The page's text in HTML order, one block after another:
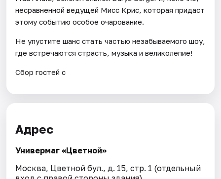
несравненной ведущей Мисс Крис, которая придаст
этому событию особое очарование.
Не упустите шанс стать частью незабываемого шоу,
где встречаются страсть, музыка и великолепие!
Сбор гостей с
Адрес
Универмаг «Цветной»
Москва, Цветной бул., д. 15, стр. 1 (отдельный